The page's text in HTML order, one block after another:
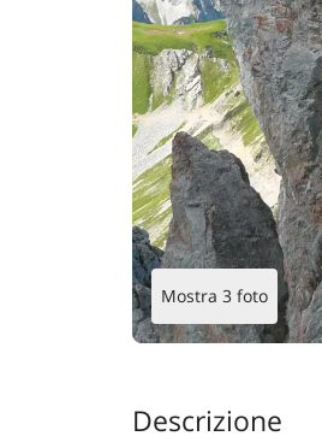
Mostra 3 foto
Descrizione